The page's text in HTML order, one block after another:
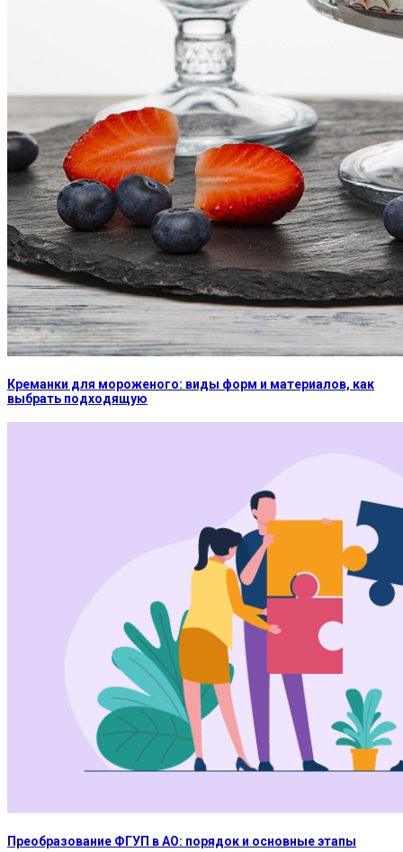
Креманки для мороженого: виды форм и материалов, как
выбрать подходящую
Преобразование ФГУП в АО: порядок и основные этапы